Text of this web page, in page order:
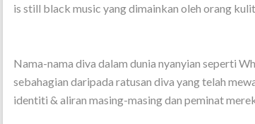
is still black music yang dimainkan oleh orang
Nama-nama diva dalam dunia nyanyian seperti
sebahagian daripada ratusan diva yang telah
identiti & aliran masing-masing dan peminat